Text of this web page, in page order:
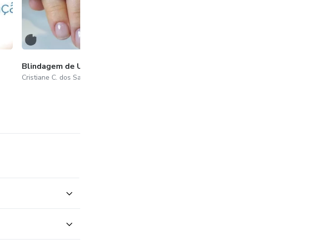
Blindagem de Unhas
Cristiane C. dos Santos